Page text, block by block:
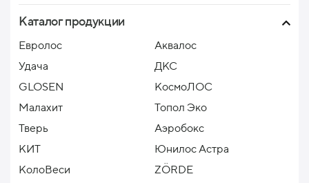
Каталог продукции
Евролос
Аквалос
Удача
ДКС
GLOSEN
КосмоЛОС
Малахит
Топол Эко
Тверь
Аэробокс
КИТ
Юнилос Астра
КолоВеси
ZÖRDE